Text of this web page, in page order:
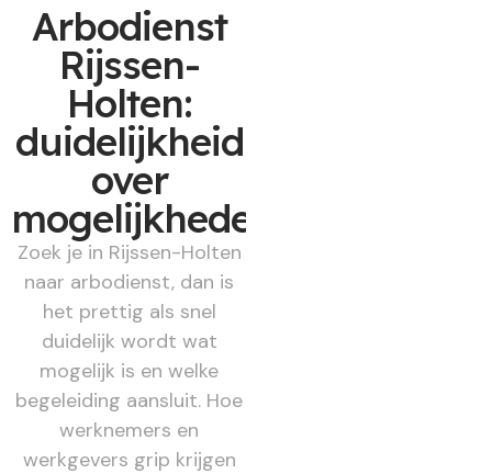
Arbodienst
Rijssen-
Holten:
duidelijkheid
over
mogelijkheden
Zoek je in Rijssen-Holten
naar arbodienst, dan is
het prettig als snel
duidelijk wordt wat
mogelijk is en welke
begeleiding aansluit. Hoe
werknemers en
werkgevers grip krijgen